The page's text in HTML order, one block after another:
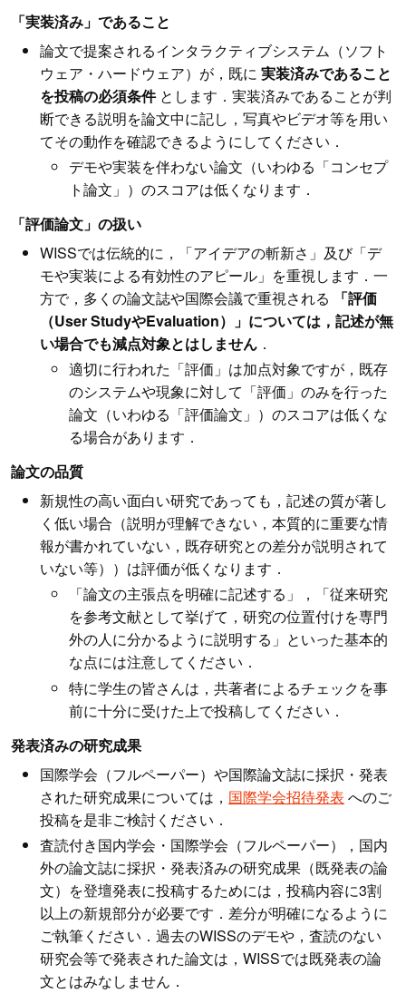
「実装済み」であること
論文で提案されるインタラクティブシステム（ソフト
ウェア・ハードウェア）が，既に 実装済みであること
を投稿の必須条件とします．実装済みであることが判
断できる説明を論文中に記し，写真やビデオ等を用い
てその動作を確認できるようにしてください．
デモや実装を伴わない論文（いわゆる「コンセプ
ト論文」）のスコアは低くなります．
「評価論文」の扱い
WISSでは伝統的に，「アイデアの斬新さ」及び「デ
モや実装による有効性のアピール」を重視します．一
方で，多くの論文誌や国際会議で重視される
「評価
（User StudyやEvaluation）」については，記述が無
い場合でも減点対象とはしません ．
適切に行われた「評価」は加点対象ですが，既存
のシステムや現象に対して「評価」のみを行った
論文（いわゆる「評価論文」）のスコアは低くな
る場合があります．
論文の品質
新規性の高い面白い研究であっても，記述の質が著し
く低い場合（説明が理解できない，本質的に重要な情
報が書かれていない，既存研究との差分が説明されて
いない等））は評価が低くなります．
「論文の主張点を明確に記述する」，「従来研究
を参考文献として挙げて，研究の位置付けを専門
外の人に分かるように説明する」といった基本的
な点には注意してください．
特に学生の皆さんは，共著者によるチェックを事
前に十分に受けた上で投稿してください．
発表済みの研究成果
国際学会（フルペーパー）や国際論文誌に採択・発表
された研究成果については， 国際学会招待発表 へのご
投稿を是非ご検討ください．
査読付き国内学会・国際学会（フルペーパー），国内
外の論文誌に採択・発表済みの研究成果（既発表の論
文）を登壇発表に投稿するためには，投稿内容に3割
以上の新規部分が必要です．差分が明確になるように
ご執筆ください．過去のWISSのデモや，査読のない
研究会等で発表された論文は，WISSでは既発表の論
文とはみなしません．